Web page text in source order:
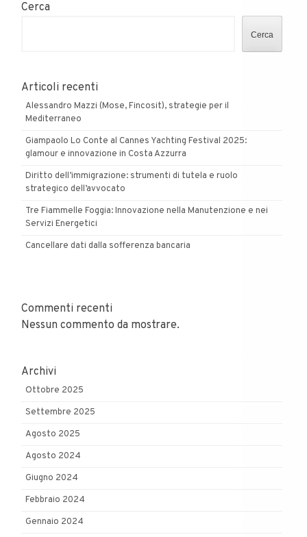
Cerca
Cerca
Articoli recenti
Alessandro Mazzi (Mose, Fincosit), strategie per il
Mediterraneo
Giampaolo Lo Conte al Cannes Yachting Festival 2025:
glamour e innovazione in Costa Azzurra
Diritto dell’immigrazione: strumenti di tutela e ruolo
strategico dell’avvocato
Tre Fiammelle Foggia: Innovazione nella Manutenzione e nei
Servizi Energetici
Cancellare dati dalla sofferenza bancaria
Commenti recenti
Nessun commento da mostrare.
Archivi
Ottobre 2025
Settembre 2025
Agosto 2025
Agosto 2024
Giugno 2024
Febbraio 2024
Gennaio 2024